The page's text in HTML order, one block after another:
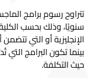
تصميم أزياء
التصميم
الجرافيكي
الهندسة
سنويًا، وذلك بحسب
الإنجليزية أو التي
بينما تكون البرامج التي
حيث التكلفة.